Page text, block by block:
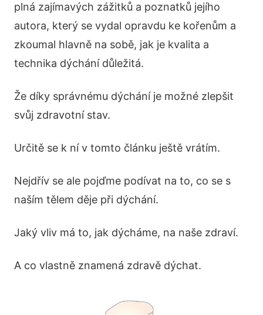
plná zajímavých zážitků a poznatků jejího
autora, který se vydal opravdu ke kořenům a
zkoumal hlavně na sobě, jak je kvalita a
technika dýchání důležitá.
Že díky správnému dýchání je možné zlepšit
svůj zdravotní stav.
Určitě se k ní v tomto článku ještě vrátím.
Nejdřív se ale pojďme podívat na to, co se s
naším tělem děje při dýchání.
Jaký vliv má to, jak dýcháme, na naše zdraví.
A co vlastně znamená zdravě dýchat.